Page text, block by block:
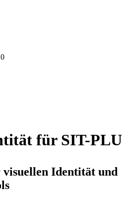
für SIT-PLU
Identität und